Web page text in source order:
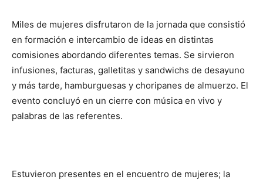
Miles de mujeres disfrutaron de la jornada que consistió
en formación e intercambio de ideas en distintas
comisiones abordando diferentes temas. Se sirvieron
infusiones, facturas, galletitas y sandwichs de desayuno
y más tarde, hamburguesas y choripanes de almuerzo. El
evento concluyó en un cierre con música en vivo y
palabras de las referentes.
Estuvieron presentes en el encuentro de mujeres; la